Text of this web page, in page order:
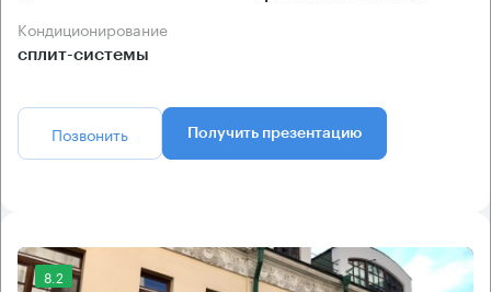
Кондиционирование
сплит-системы
Позвонить Получить презентацию
8.2